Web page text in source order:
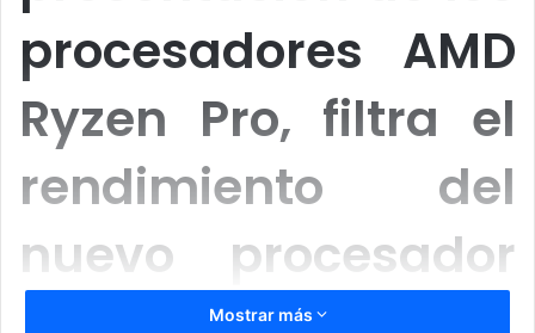
procesadores AMD
Ryzen Pro, filtra el
rendimiento del
nuevo procesador
Mostrar más